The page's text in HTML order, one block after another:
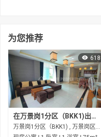
为您推荐
618
在万景岗1分区（BKK1)出租的现房公寓
万景岗1分区（BKK1) , 万景岗区（BKK) , 金边市